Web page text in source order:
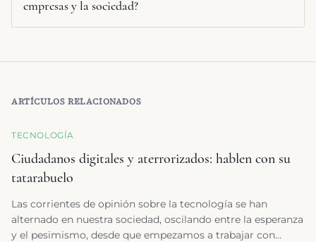
empresas y la sociedad?
ARTÍCULOS RELACIONADOS
TECNOLOGÍA
Ciudadanos digitales y aterrorizados: hablen con su
tatarabuelo
Las corrientes de opinión sobre la tecnología se han
alternado en nuestra sociedad, oscilando entre la esperanza
y el pesimismo, desde que empezamos a trabajar con